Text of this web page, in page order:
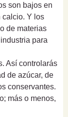
son bajos en
calcio. Y los
de materias
para
Así controlarás
de azúcar, de
conservantes.
más o menos,